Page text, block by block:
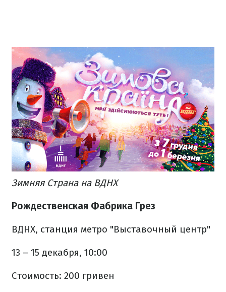
Зимняя Страна на ВДНХ
Рождественская Фабрика Грез
ВДНХ, станция метро "Выставочный центр"
13 – 15 декабря, 10:00
Стоимость: 200 гривен